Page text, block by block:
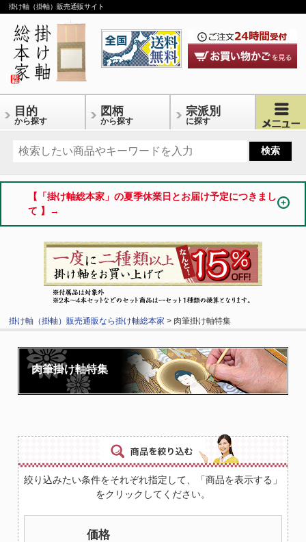
掛け軸（掛軸）販売通販サイト
目的
から探す
図柄
から探す
宗派別
に探す
【「掛け軸総本家」の夏季休業日とお届け予定につきまし
て 】→
掛け軸（掛軸）販売通販なら掛け軸総本家 > 肉筆掛け軸特集
肉筆掛け軸特集
絞り込みたい条件をそれぞれ指定して、「商品を表示する」
をクリックしてください。
価格